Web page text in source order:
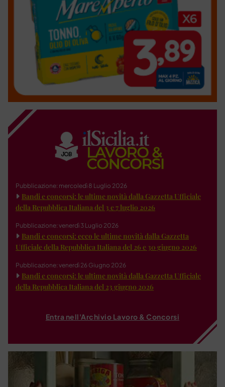
Pubblicazione: mercoledì 8 Luglio 2026
Bandi e concorsi: le ultime novità dalla Gazzetta Ufficiale
della Repubblica Italiana del 3 e 7 luglio 2026
Pubblicazione: venerdì 3 Luglio 2026
Bandi e concorsi: ecco le ultime novità dalla Gazzetta
Ufficiale della Repubblica Italiana del 26 e 30 giugno 2026
Pubblicazione: venerdì 26 Giugno 2026
Bandi e concorsi: le ultime novità dalla Gazzetta Ufficiale
della Repubblica Italiana del 23 giugno 2026
Entra nell'Archivio Lavoro & Concorsi